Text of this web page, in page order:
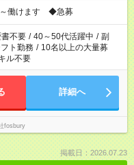
働けます ◆急募
書不要 / 40～50代活躍中 / 副
ト勤務 / 10名以上の大量募
ル不要
詳細へ
fosbury
掲載日：2026.07.23